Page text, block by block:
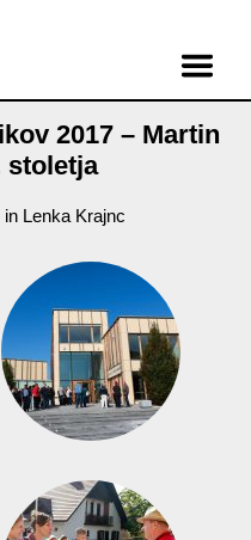
2017 – Martin
stoletja
Lenka Krajnc